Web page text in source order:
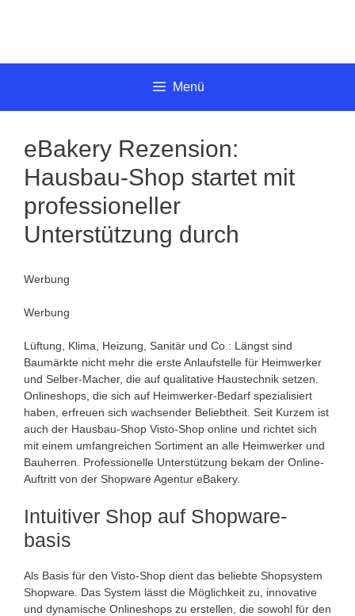
Menü
eBakery Rezension:
Hausbau-Shop startet mit
professioneller
Unterstützung durch
Werbung
Werbung
Lüftung, Klima, Heizung, Sanitär und Co.: Längst sind
Baumärkte nicht mehr die erste Anlaufstelle für Heimwerker
und Selber-Macher, die auf qualitative Haustechnik setzen.
Onlineshops, die sich auf Heimwerker-Bedarf spezialisiert
haben, erfreuen sich wachsender Beliebtheit. Seit Kurzem ist
auch der Hausbau-Shop Visto-Shop online und richtet sich
mit einem umfangreichen Sortiment an alle Heimwerker und
Bauherren. Professionelle Unterstützung bekam der Online-
Auftritt von der Shopware Agentur eBakery.
Intuitiver Shop auf Shopware-
basis
Als Basis für den Visto-Shop dient das beliebte Shopsystem
Shopware. Das System lässt die Möglichkeit zu, innovative
und dynamische Onlineshops zu erstellen, die sowohl für den